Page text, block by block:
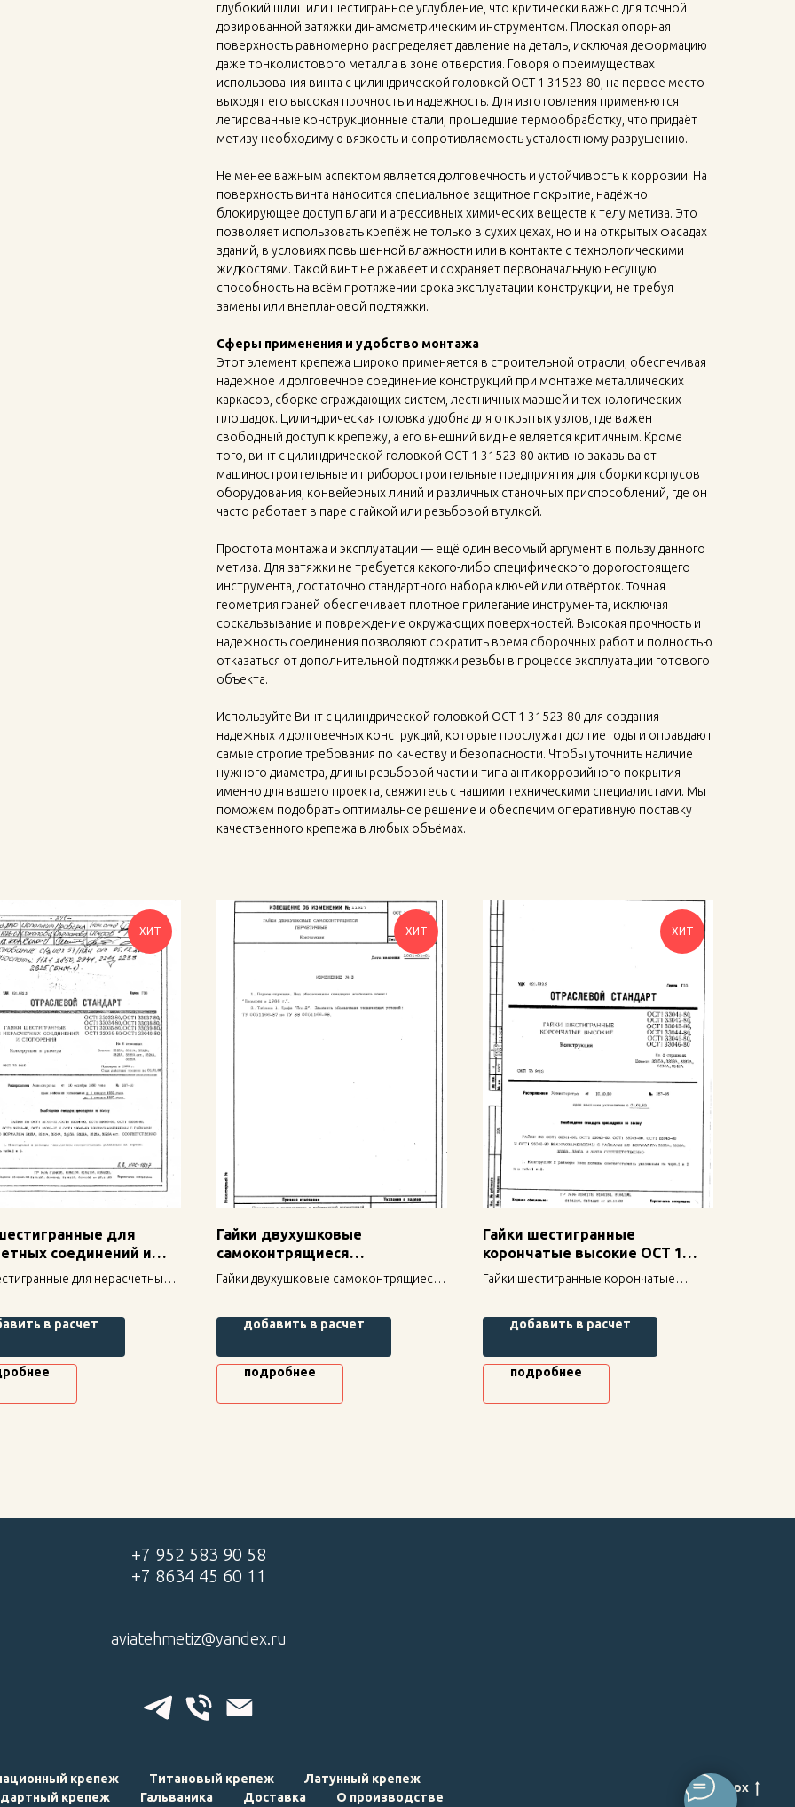
глубокий шлиц или шестигранное углубление, что критически важно для точной
дозированной затяжки динамометрическим инструментом. Плоская опорная
поверхность равномерно распределяет давление на деталь, исключая деформацию
даже тонколистового металла в зоне отверстия. Говоря о преимуществах
использования винта с цилиндрической головкой ОСТ 1 31523-80, на первое место
выходят его высокая прочность и надежность. Для изготовления применяются
легированные конструкционные стали, прошедшие термообработку, что придаёт
метизу необходимую вязкость и сопротивляемость усталостному разрушению.
Не менее важным аспектом является долговечность и устойчивость к коррозии. На
поверхность винта наносится специальное защитное покрытие, надёжно
блокирующее доступ влаги и агрессивных химических веществ к телу метиза. Это
позволяет использовать крепёж не только в сухих цехах, но и на открытых фасадах
зданий, в условиях повышенной влажности или в контакте с технологическими
жидкостями. Такой винт не ржавеет и сохраняет первоначальную несущую
способность на всём протяжении срока эксплуатации конструкции, не требуя
замены или внеплановой подтяжки.
Сферы применения и удобство монтажа
Этот элемент крепежа широко применяется в строительной отрасли, обеспечивая
надежное и долговечное соединение конструкций при монтаже металлических
каркасов, сборке ограждающих систем, лестничных маршей и технологических
площадок. Цилиндрическая головка удобна для открытых узлов, где важен
свободный доступ к крепежу, а его внешний вид не является критичным. Кроме
того, винт с цилиндрической головкой ОСТ 1 31523-80 активно заказывают
машиностроительные и приборостроительные предприятия для сборки корпусов
оборудования, конвейерных линий и различных станочных приспособлений, где он
часто работает в паре с гайкой или резьбовой втулкой.
Простота монтажа и эксплуатации — ещё один весомый аргумент в пользу данного
метиза. Для затяжки не требуется какого-либо специфического дорогостоящего
инструмента, достаточно стандартного набора ключей или отвёрток. Точная
геометрия граней обеспечивает плотное прилегание инструмента, исключая
соскальзывание и повреждение окружающих поверхностей. Высокая прочность и
надёжность соединения позволяют сократить время сборочных работ и полностью
отказаться от дополнительной подтяжки резьбы в процессе эксплуатации готового
объекта.
Используйте Винт с цилиндрической головкой ОСТ 1 31523-80 для создания
надежных и долговечных конструкций, которые прослужат долгие годы и оправдают
самые строгие требования по качеству и безопасности. Чтобы уточнить наличие
нужного диаметра, длины резьбовой части и типа антикоррозийного покрытия
именно для вашего проекта, свяжитесь с нашими техническими специалистами. Мы
поможем подобрать оптимальное решение и обеспечим оперативную поставку
качественного крепежа в любых объёмах.
ХИТ
для
соединений и
для нерасчетных
крепление для
конструкций, высокая
в расчет
ХИТ
Гайки двухушковые
самоконтрящиеся
герметичные ОСТ 1 33080-80
Гайки двухушковые самоконтрящиеся
надежное крепление для
строительных конструкций, высокая
прочность и долговечность.
добавить в расчет
подробнее
ХИТ
Гайки шестигранные
корончатые высокие ОСТ 1
33041-80
Гайки шестигранные корончатые
крепление для строительных
конструкций, высокая прочность и
долговечность.
добавить в расчет
подробнее
+7 952 583 90 58
+7 8634 45 60 11
aviatehmetiz@yandex.ru
крепеж Титановый крепеж
Латунный крепеж
крепеж
Гальваника Доставка О производстве
наверх